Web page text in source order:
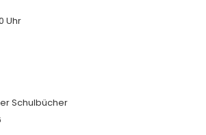
Uhr
Schulbücher